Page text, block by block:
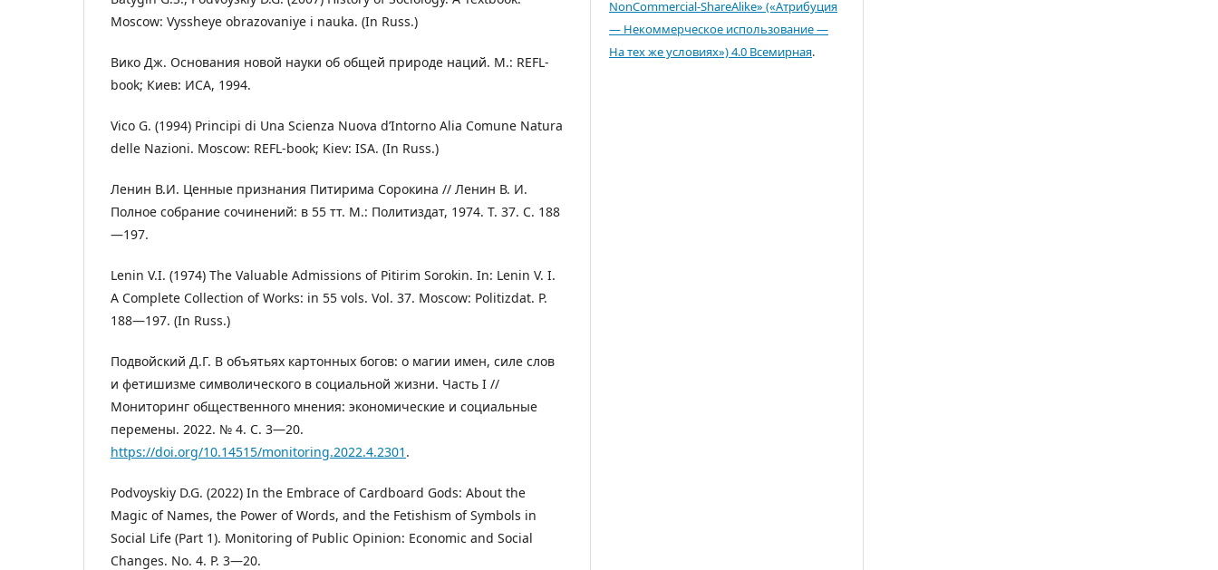
Moscow: Vyssheye obrazovaniye i nauka. (In Russ.)
Вико Дж. Основания новой науки об общей природе наций. М.: REFL-
book; Киев: ИСА, 1994.
Vico G. (1994) Principi di Una Scienza Nuova d’Intorno Alia Comune Natura
delle Nazioni. Moscow: REFL-book; Kiev: ISA. (In Russ.)
Ленин В.И. Ценные признания Питирима Сорокина // Ленин В. И.
Полное собрание сочинений: в 55 тт. М.: Политиздат, 1974. Т. 37. С. 188
—197.
Lenin V.I. (1974) The Valuable Admissions of Pitirim Sorokin. In: Lenin V. I.
A Complete Collection of Works: in 55 vols. Vol. 37. Moscow: Politizdat. P.
188—197. (In Russ.)
Подвойский Д.Г. В объятьях картонных богов: о магии имен, силе слов
и фетишизме символического в социальной жизни. Часть I //
Мониторинг общественного мнения: экономические и социальные
перемены. 2022. № 4. С. 3—20.
https://doi.org/10.14515/monitoring.2022.4.2301 .
Podvoyskiy D.G. (2022) In the Embrace of Cardboard Gods: About the
Magic of Names, the Power of Words, and the Fetishism of Symbols in
Social Life (Part 1). Monitoring of Public Opinion: Economic and Social
Changes. No. 4. P. 3—20.
NonCommercial-ShareAlike» («Атрибуция
— Некоммерческое использование —
На тех же условиях») 4.0 Всемирная.